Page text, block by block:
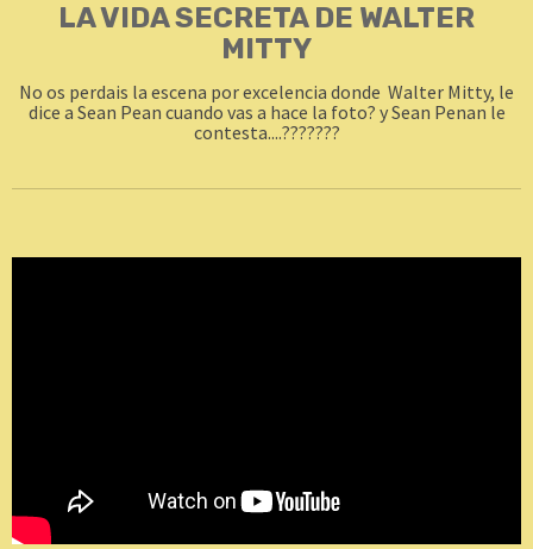
LA VIDA SECRETA DE WALTER
MITTY
No os perdais la escena porexcelencia donde Walter Mitty, le
dice a Sean Pean cuando vas a hace la foto? y Sean Penan le
contesta....???????